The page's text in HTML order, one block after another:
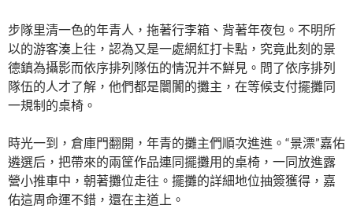
步隊里清一色的年青人，拖著行李箱、背著年夜包。不明所
以的游客湊上往，認為又是一處網紅打卡點，究竟此刻的景
德鎮為攝影而依序排列隊伍的情況并不鮮見。問了依序排列
隊伍的人才了解，他們都是闤闠的攤主，在等候支付擺攤同
一規制的桌椅。
時光一到，倉庫門翻開，年青的攤主們順次進進。“景漂”嘉佑
遴選后，把帶來的兩筐作品連同擺攤用的桌椅，一同放進露
營小推車中，朝著攤位走往。擺攤的詳細地位抽簽獲得，嘉
佑這周命運不錯，還在主道上。